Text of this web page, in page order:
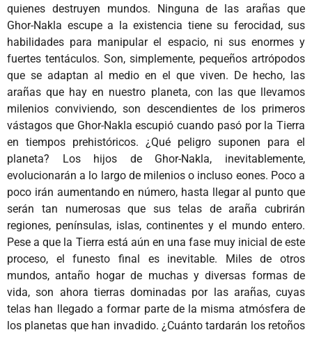
quienes destruyen mundos. Ninguna de las arañas que
Ghor-Nakla escupe a la existencia tiene su ferocidad, sus
habilidades para manipular el espacio, ni sus enormes y
fuertes tentáculos. Son, simplemente, pequeños artrópodos
que se adaptan al medio en el que viven. De hecho, las
arañas que hay en nuestro planeta, con las que llevamos
milenios conviviendo, son descendientes de los primeros
vástagos que Ghor-Nakla escupió cuando pasó por la Tierra
en tiempos prehistóricos. ¿Qué peligro suponen para el
planeta? Los hijos de Ghor-Nakla, inevitablemente,
evolucionarán a lo largo de milenios o incluso eones. Poco a
poco irán aumentando en número, hasta llegar al punto que
serán tan numerosas que sus telas de araña cubrirán
regiones, penínsulas, islas, continentes y el mundo entero.
Pese a que la Tierra está aún en una fase muy inicial de este
proceso, el funesto final es inevitable. Miles de otros
mundos, antaño hogar de muchas y diversas formas de
vida, son ahora tierras dominadas por las arañas, cuyas
telas han llegado a formar parte de la misma atmósfera de
los planetas que han invadido. ¿Cuánto tardarán los retoños